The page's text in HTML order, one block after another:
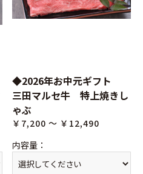
◆2026年お中元ギフト
三田マルセ牛 特上焼きし
ゃぶ
￥7,200 ～ ￥12,490
内容量 ：